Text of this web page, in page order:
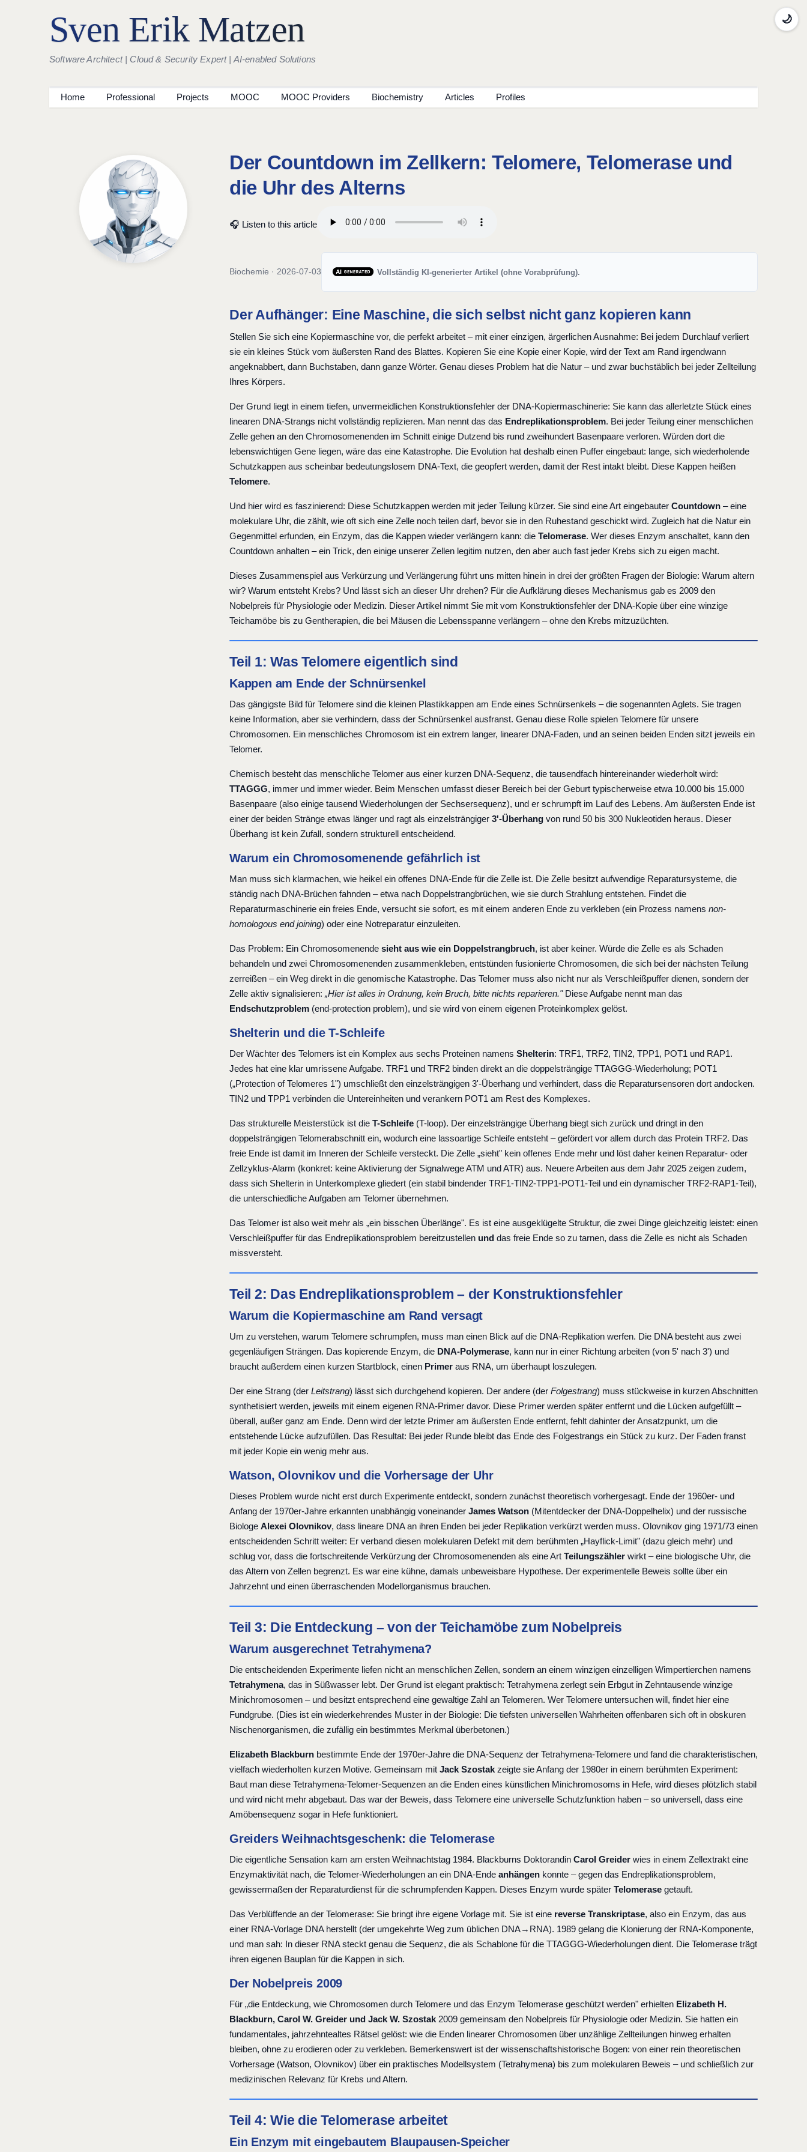
Sven Erik Matzen
Software Architect | Cloud & Security Expert | AI-enabled Solutions
Home Professional Projects MOOC MOOC Providers Biochemistry Articles Profiles
Der Countdown im Zellkern: Telomere, Telomerase und
die Uhr des Alterns
🎧 Listen to this article
Biochemie · 2026-07-03 Vollständig KI-generierter Artikel (ohne Vorabprüfung).
Der Aufhänger: Eine Maschine, die sich selbst nicht ganz kopieren kann
Stellen Sie sich eine Kopiermaschine vor, die perfekt arbeitet – mit einer einzigen, ärgerlichen Ausnahme: Bei jedem Durchlauf verliert
sie ein kleines Stück vom äußersten Rand des Blattes. Kopieren Sie eine Kopie einer Kopie, wird der Text am Rand irgendwann
angeknabbert, dann Buchstaben, dann ganze Wörter. Genau dieses Problem hat die Natur – und zwar buchstäblich bei jeder Zellteilung
Ihres Körpers.
Der Grund liegt in einem tiefen, unvermeidlichen Konstruktionsfehler der DNA-Kopiermaschinerie: Sie kann das allerletzte Stück eines
linearen DNA-Strangs nicht vollständig replizieren. Man nennt das das Endreplikationsproblem. Bei jeder Teilung einer menschlichen
Zelle gehen an den Chromosomenenden im Schnitt einige Dutzend bis rund zweihundert Basenpaare verloren. Würden dort die
lebenswichtigen Gene liegen, wäre das eine Katastrophe. Die Evolution hat deshalb einen Puffer eingebaut: lange, sich wiederholende
Schutzkappen aus scheinbar bedeutungslosem DNA-Text, die geopfert werden, damit der Rest intakt bleibt. Diese Kappen heißen
Telomere.
Und hier wird es faszinierend: Diese Schutzkappen werden mit jeder Teilung kürzer. Sie sind eine Art eingebauter Countdown – eine
molekulare Uhr, die zählt, wie oft sich eine Zelle noch teilen darf, bevor sie in den Ruhestand geschickt wird. Zugleich hat die Natur ein
Gegenmittel erfunden, ein Enzym, das die Kappen wieder verlängern kann: die Telomerase. Wer dieses Enzym anschaltet, kann den
Countdown anhalten – ein Trick, den einige unserer Zellen legitim nutzen, den aber auch fast jeder Krebs sich zu eigen macht.
Dieses Zusammenspiel aus Verkürzung und Verlängerung führt uns mitten hinein in drei der größten Fragen der Biologie: Warum altern
wir? Warum entsteht Krebs? Und lässt sich an dieser Uhr drehen? Für die Aufklärung dieses Mechanismus gab es 2009 den
Nobelpreis für Physiologie oder Medizin. Dieser Artikel nimmt Sie mit vom Konstruktionsfehler der DNA-Kopie über eine winzige
Teichamöbe bis zu Gentherapien, die bei Mäusen die Lebensspanne verlängern – ohne den Krebs mitzuzüchten.
Teil 1: Was Telomere eigentlich sind
Kappen am Ende der Schnürsenkel
Das gängigste Bild für Telomere sind die kleinen Plastikkappen am Ende eines Schnürsenkels – die sogenannten Aglets. Sie tragen
keine Information, aber sie verhindern, dass der Schnürsenkel ausfranst. Genau diese Rolle spielen Telomere für unsere
Chromosomen. Ein menschliches Chromosom ist ein extrem langer, linearer DNA-Faden, und an seinen beiden Enden sitzt jeweils ein
Telomer.
Chemisch besteht das menschliche Telomer aus einer kurzen DNA-Sequenz, die tausendfach hintereinander wiederholt wird:
TTAGGG, immer und immer wieder. Beim Menschen umfasst dieser Bereich bei der Geburt typischerweise etwa 10.000 bis 15.000
Basenpaare (also einige tausend Wiederholungen der Sechsersequenz), und er schrumpft im Lauf des Lebens. Am äußersten Ende ist
einer der beiden Stränge etwas länger und ragt als einzelsträngiger 3'-Überhang von rund 50 bis 300 Nukleotiden heraus. Dieser
Überhang ist kein Zufall, sondern strukturell entscheidend.
Warum ein Chromosomenende gefährlich ist
Man muss sich klarmachen, wie heikel ein offenes DNA-Ende für die Zelle ist. Die Zelle besitzt aufwendige Reparatursysteme, die
ständig nach DNA-Brüchen fahnden – etwa nach Doppelstrangbrüchen, wie sie durch Strahlung entstehen. Findet die
Reparaturmaschinerie ein freies Ende, versucht sie sofort, es mit einem anderen Ende zu verkleben (ein Prozess namens non-
homologous end joining) oder eine Notreparatur einzuleiten.
Das Problem: Ein Chromosomenende sieht aus wie ein Doppelstrangbruch, ist aber keiner. Würde die Zelle es als Schaden
behandeln und zwei Chromosomenenden zusammenkleben, entstünden fusionierte Chromosomen, die sich bei der nächsten Teilung
zerreißen – ein Weg direkt in die genomische Katastrophe. Das Telomer muss also nicht nur als Verschleißpuffer dienen, sondern der
Zelle aktiv signalisieren: „Hier ist alles in Ordnung, kein Bruch, bitte nichts reparieren."Diese Aufgabe nennt man das
Endschutzproblem (end-protection problem), und sie wird von einem eigenen Proteinkomplex gelöst.
Shelterin und die T-Schleife
Der Wächter des Telomers ist ein Komplex aus sechs Proteinen namens Shelterin: TRF1, TRF2, TIN2, TPP1, POT1 und RAP1.
Jedes hat eine klar umrissene Aufgabe. TRF1 und TRF2 binden direkt an die doppelsträngige TTAGGG-Wiederholung; POT1
(„Protection of Telomeres 1") umschließt den einzelsträngigen 3'-Überhang und verhindert, dass die Reparatursensoren dort andocken.
TIN2 und TPP1 verbinden die Untereinheiten und verankern POT1 am Rest des Komplexes.
Das strukturelle Meisterstück ist die T-Schleife (T-loop). Der einzelsträngige Überhang biegt sich zurück und dringt in den
doppelsträngigen Telomerabschnitt ein, wodurch eine lassoartige Schleife entsteht – gefördert vor allem durch das Protein TRF2. Das
freie Ende ist damit im Inneren der Schleife versteckt. Die Zelle „sieht" kein offenes Ende mehr und löst daher keinen Reparatur- oder
Zellzyklus-Alarm (konkret: keine Aktivierung der Signalwege ATM und ATR) aus. Neuere Arbeiten aus dem Jahr 2025 zeigen zudem,
dass sich Shelterin in Unterkomplexe gliedert (ein stabil bindender TRF1-TIN2-TPP1-POT1-Teil und ein dynamischer TRF2-RAP1-Teil),
die unterschiedliche Aufgaben am Telomer übernehmen.
Das Telomer ist also weit mehr als „ein bisschen Überlänge". Es ist eine ausgeklügelte Struktur, die zwei Dinge gleichzeitig leistet: einen
Verschleißpuffer für das Endreplikationsproblem bereitzustellen und das freie Ende so zu tarnen, dass die Zelle es nicht als Schaden
missversteht.
Teil 2: Das Endreplikationsproblem – der Konstruktionsfehler
Warum die Kopiermaschine am Rand versagt
Um zu verstehen, warum Telomere schrumpfen, muss man einen Blick auf die DNA-Replikation werfen. Die DNA besteht aus zwei
gegenläufigen Strängen. Das kopierende Enzym, die DNA-Polymerase, kann nur in einer Richtung arbeiten (von 5' nach 3') und
braucht außerdem einen kurzen Startblock, einen Primer aus RNA, um überhaupt loszulegen.
Der eine Strang (der Leitstrang) lässt sich durchgehend kopieren. Der andere (der Folgestrang) muss stückweise in kurzen Abschnitten
synthetisiert werden, jeweils mit einem eigenen RNA-Primer davor. Diese Primer werden später entfernt und die Lücken aufgefüllt –
überall, außer ganz am Ende. Denn wird der letzte Primer am äußersten Ende entfernt, fehlt dahinter der Ansatzpunkt, um die
entstehende Lücke aufzufüllen. Das Resultat: Bei jeder Runde bleibt das Ende des Folgestrangs ein Stück zu kurz. Der Faden franst
mit jeder Kopie ein wenig mehr aus.
Watson, Olovnikov und die Vorhersage der Uhr
Dieses Problem wurde nicht erst durch Experimente entdeckt, sondern zunächst theoretisch vorhergesagt. Ende der 1960er- und
Anfang der 1970er-Jahre erkannten unabhängig voneinander James Watson (Mitentdecker der DNA-Doppelhelix) und der russische
Biologe Alexei Olovnikov, dass lineare DNA an ihren Enden bei jeder Replikation verkürzt werden muss. Olovnikov ging 1971/73 einen
entscheidenden Schritt weiter: Er verband diesen molekularen Defekt mit dem berühmten „Hayflick-Limit" (dazu gleich mehr) und
schlug vor, dass die fortschreitende Verkürzung der Chromosomenenden als eine Art Teilungszähler wirkt – eine biologische Uhr, die
das Altern von Zellen begrenzt. Es war eine kühne, damals unbeweisbare Hypothese. Der experimentelle Beweis sollte über ein
Jahrzehnt und einen überraschenden Modellorganismus brauchen.
Teil 3: Die Entdeckung – von der Teichamöbe zum Nobelpreis
Warum ausgerechnet Tetrahymena?
Die entscheidenden Experimente liefen nicht an menschlichen Zellen, sondern an einem winzigen einzelligen Wimpertierchen namens
Tetrahymena, das in Süßwasser lebt. Der Grund ist elegant praktisch: Tetrahymena zerlegt sein Erbgut in Zehntausende winzige
Minichromosomen – und besitzt entsprechend eine gewaltige Zahl an Telomeren. Wer Telomere untersuchen will, findet hier eine
Fundgrube. (Dies ist ein wiederkehrendes Muster in der Biologie: Die tiefsten universellen Wahrheiten offenbaren sich oft in obskuren
Nischenorganismen, die zufällig ein bestimmtes Merkmal überbetonen.)
Elizabeth Blackburn bestimmte Ende der 1970er-Jahre die DNA-Sequenz der Tetrahymena-Telomere und fand die charakteristischen,
vielfach wiederholten kurzen Motive. Gemeinsam mit Jack Szostak zeigte sie Anfang der 1980er in einem berühmten Experiment:
Baut man diese Tetrahymena-Telomer-Sequenzen an die Enden eines künstlichen Minichromosoms in Hefe, wird dieses plötzlich stabil
und wird nicht mehr abgebaut. Das war der Beweis, dass Telomere eine universelle Schutzfunktion haben – so universell, dass eine
Amöbensequenz sogar in Hefe funktioniert.
Greiders Weihnachtsgeschenk: die Telomerase
Die eigentliche Sensation kam am ersten Weihnachtstag 1984. Blackburns Doktorandin Carol Greider wies in einem Zellextrakt eine
Enzymaktivität nach, die Telomer-Wiederholungen an ein DNA-Ende anhängen konnte – gegen das Endreplikationsproblem,
gewissermaßen der Reparaturdienst für die schrumpfenden Kappen. Dieses Enzym wurde später Telomerase getauft.
Das Verblüffende an der Telomerase: Sie bringt ihre eigene Vorlage mit. Sie ist eine reverse Transkriptase, also ein Enzym, das aus
einer RNA-Vorlage DNA herstellt (der umgekehrte Weg zum üblichen DNA→RNA). 1989 gelang die Klonierung der RNA-Komponente,
und man sah: In dieser RNA steckt genau die Sequenz, die als Schablone für die TTAGGG-Wiederholungen dient. Die Telomerase trägt
ihren eigenen Bauplan für die Kappen in sich.
Der Nobelpreis 2009
Für „die Entdeckung, wie Chromosomen durch Telomere und das Enzym Telomerase geschützt werden" erhielten Elizabeth H.
Blackburn, Carol W. Greider und Jack W. Szostak 2009 gemeinsam den Nobelpreis für Physiologie oder Medizin. Sie hatten ein
fundamentales, jahrzehntealtes Rätsel gelöst: wie die Enden linearer Chromosomen über unzählige Zellteilungen hinweg erhalten
bleiben, ohne zu erodieren oder zu verkleben. Bemerkenswert ist der wissenschaftshistorische Bogen: von einer rein theoretischen
Vorhersage (Watson, Olovnikov) über ein praktisches Modellsystem (Tetrahymena) bis zum molekularen Beweis – und schließlich zur
medizinischen Relevanz für Krebs und Altern.
Teil 4: Wie die Telomerase arbeitet
Ein Enzym mit eingebautem Blaupausen-Speicher
🌙